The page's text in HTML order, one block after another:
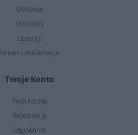
Dostawa
Płatności
Leasing
Serwis i reklamacje
Twoje Konto
Twój koszyk
Rejestracja
Logowanie